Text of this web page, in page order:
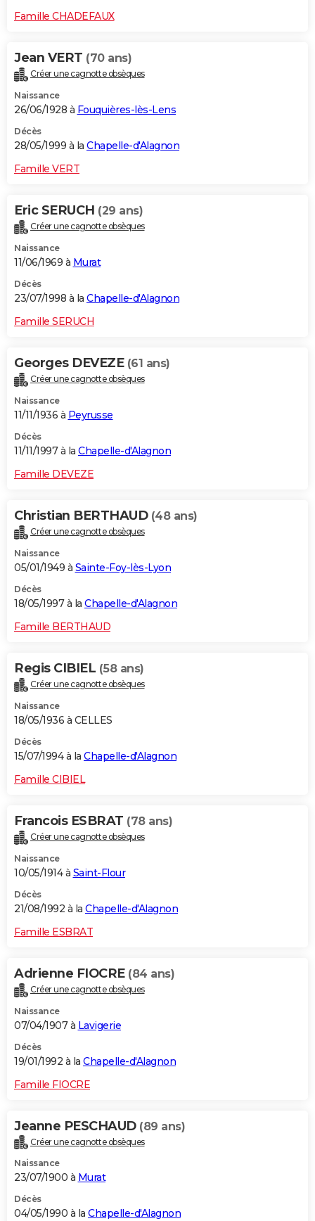
Famille CHADEFAUX
Jean VERT (70 ans)
Créer une cagnotte obsèques
Naissance
26/06/1928 à Fouquières-lès-Lens
Décès
28/05/1999 à la Chapelle-d'Alagnon
Famille VERT
Eric SERUCH (29 ans)
Créer une cagnotte obsèques
Naissance
11/06/1969 à Murat
Décès
23/07/1998 à la Chapelle-d'Alagnon
Famille SERUCH
Georges DEVEZE (61 ans)
Créer une cagnotte obsèques
Naissance
11/11/1936 à Peyrusse
Décès
11/11/1997 à la Chapelle-d'Alagnon
Famille DEVEZE
Christian BERTHAUD (48 ans)
Créer une cagnotte obsèques
Naissance
05/01/1949 à Sainte-Foy-lès-Lyon
Décès
18/05/1997 à la Chapelle-d'Alagnon
Famille BERTHAUD
Regis CIBIEL (58 ans)
Créer une cagnotte obsèques
Naissance
18/05/1936 à CELLES
Décès
15/07/1994 à la Chapelle-d'Alagnon
Famille CIBIEL
Francois ESBRAT (78 ans)
Créer une cagnotte obsèques
Naissance
10/05/1914 à Saint-Flour
Décès
21/08/1992 à la Chapelle-d'Alagnon
Famille ESBRAT
Adrienne FIOCRE (84 ans)
Créer une cagnotte obsèques
Naissance
07/04/1907 à Lavigerie
Décès
19/01/1992 à la Chapelle-d'Alagnon
Famille FIOCRE
Jeanne PESCHAUD (89 ans)
Créer une cagnotte obsèques
Naissance
23/07/1900 à Murat
Décès
04/05/1990 à la Chapelle-d'Alagnon